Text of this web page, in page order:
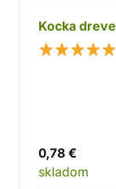
Kocka
0,78 €
skladom